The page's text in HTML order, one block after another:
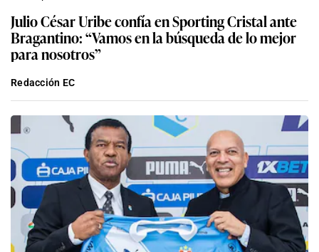
Julio César Uribe confía en Sporting Cristal ante
Bragantino: “Vamos en la búsqueda de lo mejor
para nosotros”
Redacción EC